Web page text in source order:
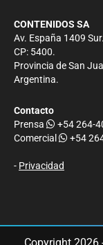
CONTENIDOS SA
Av. España 1409 Sur.
CP: 5400.
Provincia de San
Argentina.
Contacto
Prensa
+54 264-
Comercial
+54
- Privacidad